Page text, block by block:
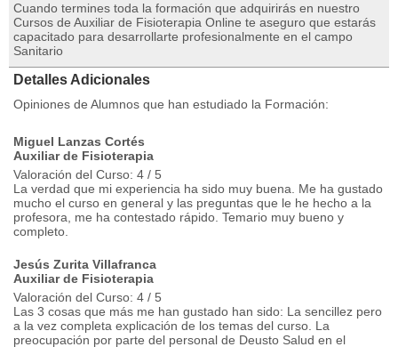
Cuando termines toda la formación que adquirirás en nuestro
Cursos de Auxiliar de Fisioterapia Online te aseguro que estarás
capacitado para desarrollarte profesionalmente en el campo
Sanitario
Detalles Adicionales
Opiniones de Alumnos que han estudiado la Formación:
Miguel Lanzas Cortés
Auxiliar de Fisioterapia
Valoración del Curso: 4 / 5
La verdad que mi experiencia ha sido muy buena. Me ha gustado
mucho el curso en general y las preguntas que le he hecho a la
profesora, me ha contestado rápido. Temario muy bueno y
completo.
Jesús Zurita Villafranca
Auxiliar de Fisioterapia
Valoración del Curso: 4 / 5
Las 3 cosas que más me han gustado han sido: La sencillez pero
a la vez completa explicación de los temas del curso. La
preocupación por parte del personal de Deusto Salud en el